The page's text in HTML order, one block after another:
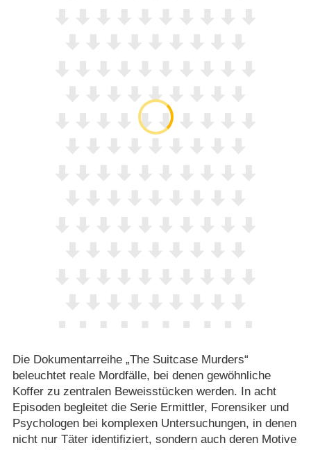
Die Dokumentarreihe „The Suitcase Murders“
beleuchtet reale Mordfälle, bei denen gewöhnliche
Koffer zu zentralen Beweisstücken werden. In acht
Episoden begleitet die Serie Ermittler, Forensiker und
Psychologen bei komplexen Untersuchungen, in denen
nicht nur Täter identifiziert, sondern auch deren Motive